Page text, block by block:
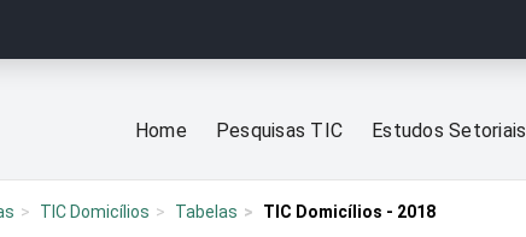
Home Pesquisas TIC Estudos Setoriais
TIC Domicílios Tabelas TIC Domicílios - 2018